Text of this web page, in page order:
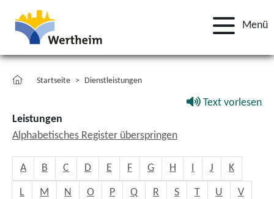
Menü
Startseite Dienstleistungen
Text vorlesen
Leistungen
Alphabetisches Register überspringen
A B C D E F G H I J K
L M N O P Q R S T U V